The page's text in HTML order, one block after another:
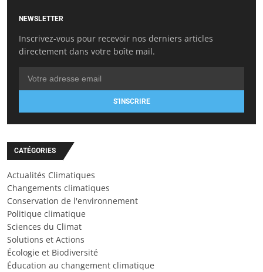
NEWSLETTER
Inscrivez-vous pour recevoir nos derniers articles
directement dans votre boîte mail.
S'INSCRIRE
CATÉGORIES
Actualités Climatiques
Changements climatiques
Conservation de l'environnement
Politique climatique
Sciences du Climat
Solutions et Actions
Écologie et Biodiversité
Éducation au changement climatique